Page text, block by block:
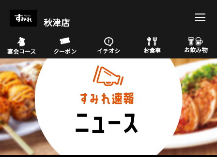
秋津店
宴会コース クーポン イチオシ お食事 お飲み物